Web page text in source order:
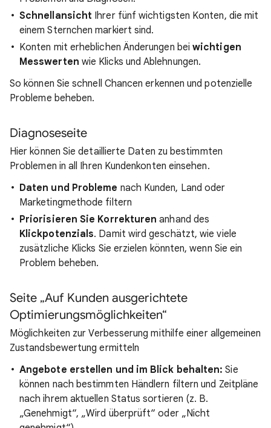
Schnellansicht Ihrer fünf wichtigsten Konten, die mit
einem Sternchen markiert sind.
Konten mit erheblichen Änderungen beiwichtigen
Messwerten wie Klicks und Ablehnungen.
So können Sie schnell Chancen erkennen und potenzielle
Probleme beheben.
Diagnoseseite
Hier können Sie detaillierte Daten zu bestimmten
Problemen in all Ihren Kundenkonten einsehen.
Daten und Probleme nach Kunden, Land oder
Marketingmethode filtern
Priorisieren Sie Korrekturen anhand des
Klickpotenzials. Damit wird geschätzt, wie viele
zusätzliche Klicks Sie erzielen könnten, wenn Sie ein
Problem beheben.
Seite „Auf Kunden ausgerichtete
Optimierungsmöglichkeiten“
Möglichkeiten zur Verbesserung mithilfe einer allgemeinen
Zustandsbewertung ermitteln
Angebote erstellen und im Blick behalten: Sie
können nach bestimmten Händlern filtern und Zeitpläne
nach ihrem aktuellen Status sortieren (z. B.
„Genehmigt“, „Wird überprüft“ oder „Nicht